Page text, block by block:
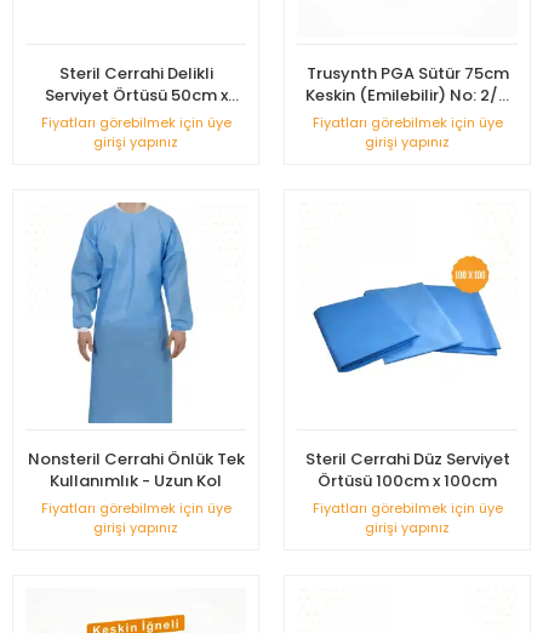
Steril Cerrahi Delikli
Serviyet Örtüsü 50cm x
50cm
Fiyatları görebilmek için üye
girişi yapınız
Trusynth PGA Sütür 75cm
Keskin (Emilebilir) No: 2/0
12'li Kutu
Fiyatları görebilmek için üye
girişi yapınız
Nonsteril Cerrahi Önlük Tek
Kullanımlık - Uzun Kol
Fiyatları görebilmek için üye
girişi yapınız
Steril Cerrahi Düz Serviyet
Örtüsü 100cm x 100cm
Fiyatları görebilmek için üye
girişi yapınız